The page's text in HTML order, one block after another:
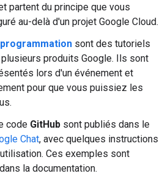
partent du principe que vous
au-delà d'un projet Google Cloud.
sont des tutoriels
produits Google. Ils sont
lors d'un événement et
pour que vous puissiez les
code GitHub sont publiés dans le
Chat, avec quelques instructions
Ces exemples sont
la documentation.